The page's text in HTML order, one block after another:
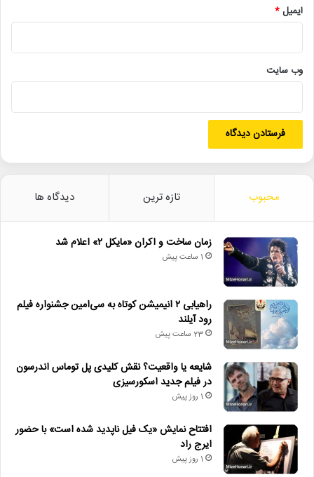
• افتتاح نمایش «یک فیل ناپدید شده است» با حضور ایرج راد
آنها_که_نیامده_اند
دفاع_مقدس
شهدای_پزشک
فاطمه حسینی‌فر
ایمیل*
وب‌ سایت
محبوب تازه ترین دیدگاه ها
زمان ساخت و اکران «مایکل ۲» اعلام شد
1 ساعت پیش
راهیابی ۲ انیمیشن کوتاه به سی‌امین جشنواره فیلم
رود آیلند
23 ساعت پیش
شایعه یا واقعیت؟ نقش کلیدی پل توماس اندرسون
در فیلم جدید اسکورسیزی
1 روز پیش
افتتاح نمایش «یک فیل ناپدید شده است» با حضور
ایرج راد
1 روز پیش